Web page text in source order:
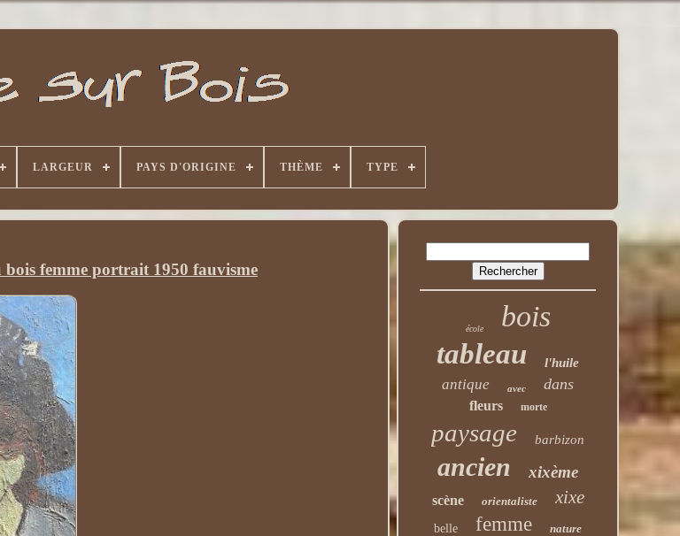
LARGEUR PAYS D'ORIGINE THÈME TYPE
femme portrait 1950 fauvisme
école bois
tableau l'huile
antique avec dans
fleurs morte
paysage barbizon
ancien xixème
scène orientaliste xixe
belle femme nature